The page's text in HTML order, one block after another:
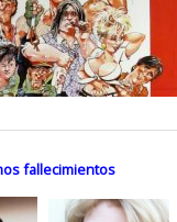
fallecimientos